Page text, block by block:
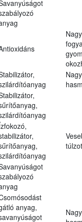
anyag,